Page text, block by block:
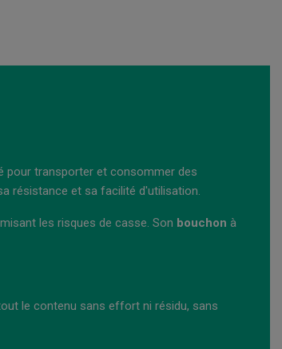
pour transporter et consommer des
résistance et sa facilité d'utilisation.
les risques de casse. Son bouchon à
le contenu sans effort ni résidu, sans